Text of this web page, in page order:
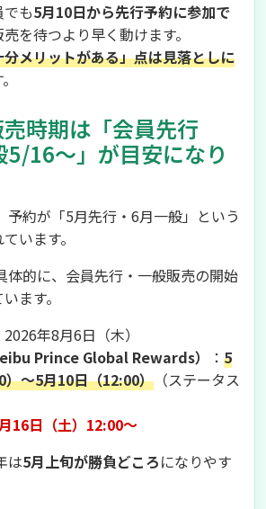
も5月10日から先行予約に参加で
を待つより早く動けます。
メリットがある」点は見落としに
時期は「会員先行
16〜」が目安になり
予約が「5月先行・6月一般」という
います。
体的に、会員先行・一般販売の開始
ます。
2026年8月6日（木）
Prince Global Rewards）
： 5
）〜5月10日（12:00） （ステータス
16日（土）12:00〜
は5月上旬が勝負どころになりやす